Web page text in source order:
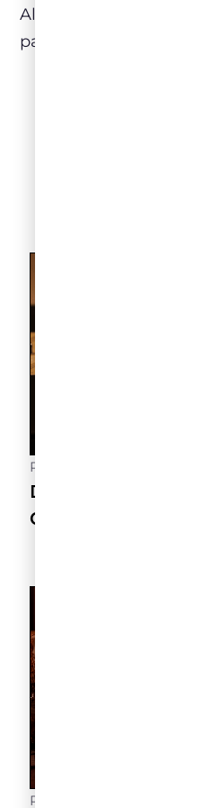
Alentejo como também
panelas!
Postado
Dia dos Pais e a
Gerações
Postado